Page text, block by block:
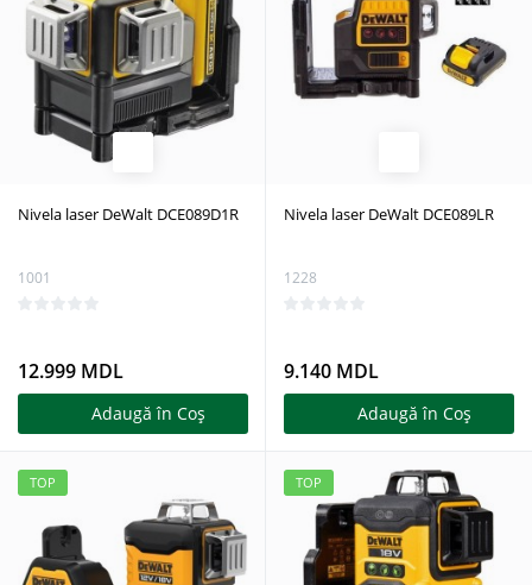
Nivela laser DeWalt DCE089D1R
1001
12.999 MDL
Adaugă în Coş
Nivela laser DeWalt DCE089LR
1228
9.140 MDL
Adaugă în Coş
TOP TOP